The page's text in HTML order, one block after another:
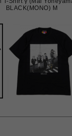
BLACK(MONO) M